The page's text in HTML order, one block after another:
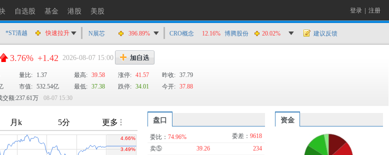
自选股 基金 港股 美股 登录 注册
*ST清越
快速拉升
上工Ｂ股
快速拉升
爱丽家居
快速拉升
金凯生科
涨停
南亚新材
猛烈打压
成都先导
盛达资源
盛达资源
快速拉升
永安药业
快速拉升
N展芯 396.89% CRO概念 12.16% 博腾股份 20.02% 建议反馈
3.76% +1.42 2026-08-07 15:00
量比: 1.37 最高: 39.58 涨停: 41.57 昨收: 37.79
市值: 532.54亿 最低: 37.38 跌停: 34.01 今开: 37.88
交额:237.61万 08-07 15:30
盘口 资金
委比：74.96% 委差：9618
卖⑤
39.26
234